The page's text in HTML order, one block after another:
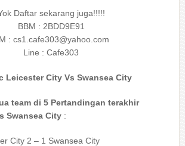
Daftar sekarang juga!!!!!
BBM : 2BDD9E91
: cs1.cafe303@yahoo.com
Line : Cafe303
Leicester City Vs Swansea City
team di 5 Pertandingan terakhir
Swansea City:
City 2 – 1 Swansea City